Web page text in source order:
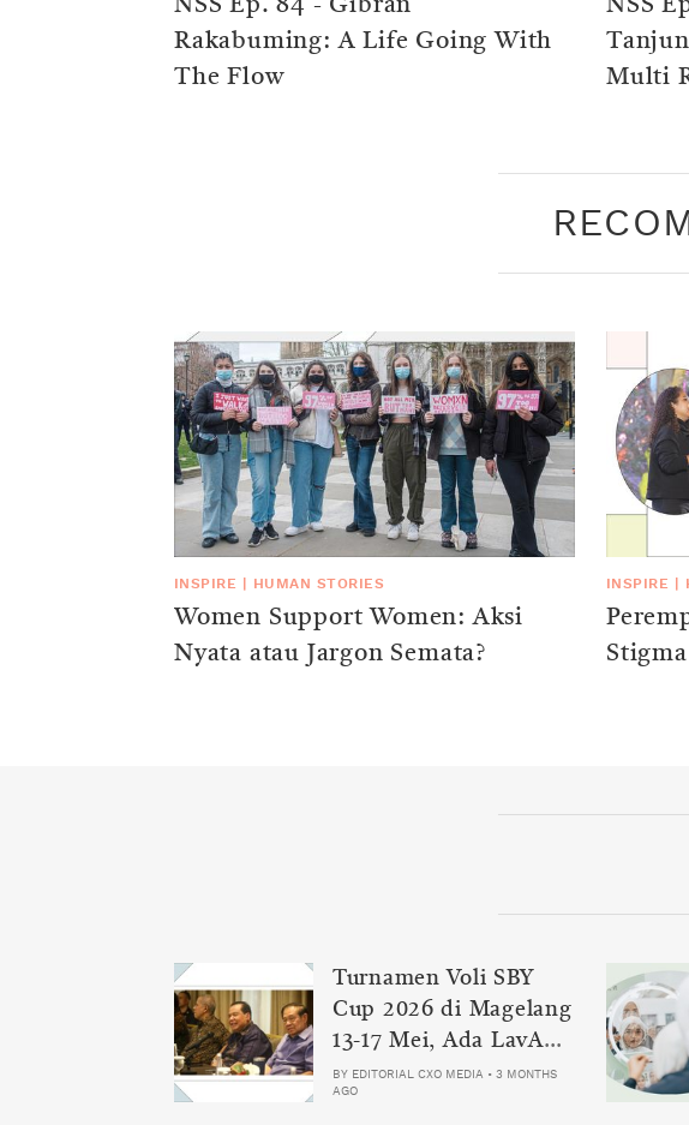
NSS Ep. 84 - Gibran
Rakabuming: A Life Going With
The Flow
NSS
Multi
INSPIRE HUMAN STORIES
Women Support Women: Aksi
Nyata atau Jargon Semata?
INSPIRE
Stigma
Turnamen Voli SBY
Cup 2026 di Magelang
13-17 Mei, Ada LavAni-
Samator
BY EDITORIAL CXO MEDIA • 3 MONTHS
AGO